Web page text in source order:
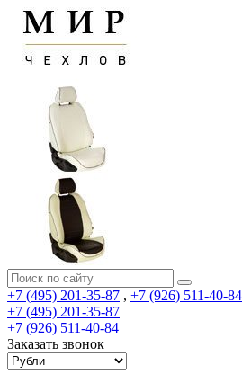
+7 (495) 201-35-87 , +7 (926) 511-40-84
+7 (495) 201-35-87
+7 (926) 511-40-84
Заказать звонок